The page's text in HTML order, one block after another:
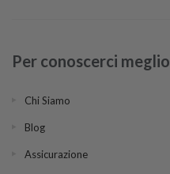
Per conoscerci meglio
Chi Siamo
Blog
Assicurazione